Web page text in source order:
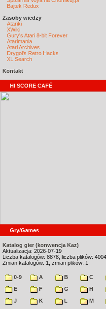
Bajtek Redux
Zasoby wiedzy
Atariki
XWiki
Gury's Atari 8-bit Forever
Atarimania
Atari Archives
Drygol's Retro Hacks
XL Search
Kontakt
HI SCORE CAFÉ
Gry/Games
Katalog gier (konwencja Kaz)
Aktualizacja: 2026-07-19
Liczba katalogów: 8878, liczba plików:
Zmian katalogów: 1, zmian plików: 1
0-9 A B C
E
F G H
J
K L M